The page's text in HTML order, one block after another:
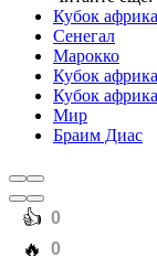
Кубок
Сенегал
Марокко
Кубок
Кубок
Мир
Браим Диас
️👍 0
️🔥 0